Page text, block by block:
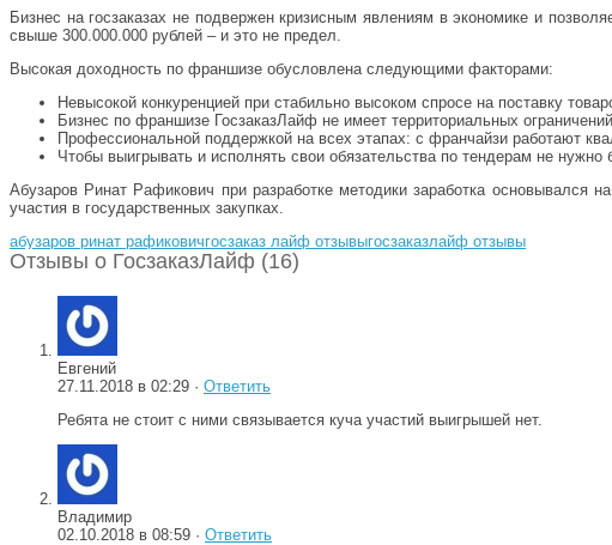
Бизнес на госзаказах не подвержен кризисным явлениям в экономике и
свыше 300.000.000 рублей – и это не предел.
Высокая доходность по франшизе обусловлена следующими факторами:
Невысокой конкуренцией при стабильно высоком спросе на поставку
Бизнес по франшизе ГосзаказЛайф не имеет территориальных
Профессиональной поддержкой на всех этапах: с франчайзи работают
Чтобы выигрывать и исполнять свои обязательства по тендерам не
Абузаров Ринат Рафикович при разработке методики заработка
участия в государственных закупках.
абузаров ринат рафиковичгосзаказ лайф отзывыгосзаказлайф отзывы
Отзывы о ГосзаказЛайф (16)
Евгений
27.11.2018 в 02:29 · Ответить
Ребята не стоит с ними связывается куча участий выигрышей нет.
Владимир
02.10.2018 в 08:59 · Ответить